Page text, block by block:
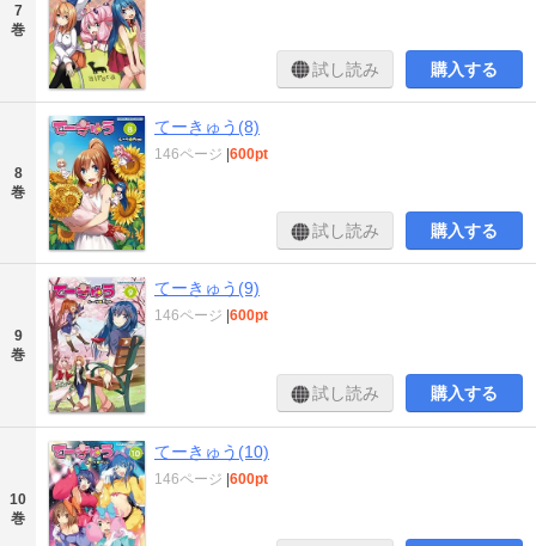
7
巻
試し読み 購入する
8
巻
てーきゅう(8)
146ページ |600pt
試し読み 購入する
9
巻
てーきゅう(9)
146ページ |600pt
試し読み 購入する
10
巻
てーきゅう(10)
146ページ |600pt